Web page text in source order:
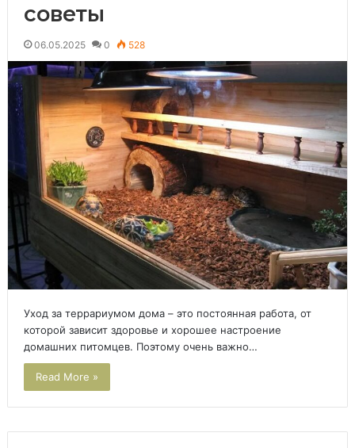
советы
06.05.2025 0 528
Уход за террариумом дома – это постоянная работа, от
которой зависит здоровье и хорошее настроение
домашних питомцев. Поэтому очень важно…
Read More »